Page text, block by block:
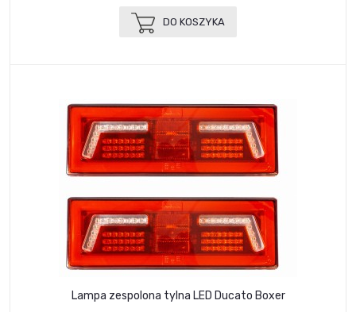
DO KOSZYKA
Lampa zespolona tylna LED Ducato Boxer